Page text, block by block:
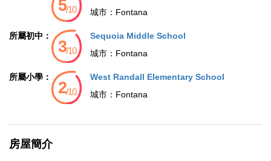
城市： Fontana
所屬初中：
Sequoia Middle School
城市： Fontana
所屬小學：
West Randall Elementary School
城市： Fontana
房屋簡介